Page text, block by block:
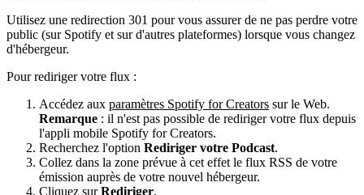
Utilisez une redirection 301 pour vous assurer de ne pas perdre votre
public (sur Spotify et sur d'autres plateformes) lorsque vous changez
d'hébergeur.
Pour rediriger votre flux :
Accédez aux paramètres Spotify for Creators sur le Web.
Remarque : il n'est pas possible de rediriger votre flux depuis
l'appli mobile Spotify for Creators.
Recherchez l'option Rediriger votre Podcast.
Collez dans la zone prévue à cet effet le flux RSS de votre
émission auprès de votre nouvel hébergeur.
Cliquez surRediriger.